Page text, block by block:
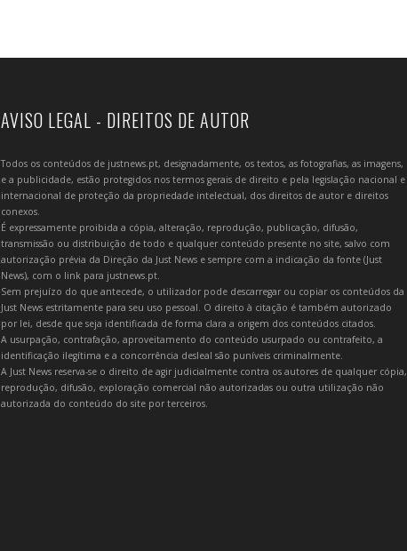
AVISO LEGAL - DIREITOS DE AUTOR
Todos os conteúdos de justnews.pt, designadamente, os textos, as fotografias, as imagens,
e a publicidade, estão protegidos nos termos gerais de direito e pela legislação nacional e
internacional de proteção da propriedade intelectual, dos direitos de autor e direitos
conexos.
É expressamente proibida a cópia, alteração, reprodução, publicação, difusão,
transmissão ou distribuição de todo e qualquer conteúdo presente no site, salvo com
autorização prévia da Direção da Just News e sempre com a indicação da fonte (Just
News), com o link para justnews.pt.
Sem prejuízo do que antecede, o utilizador pode descarregar ou copiar os conteúdos da
Just News estritamente para seu uso pessoal. O direito à citação é também autorizado
por lei, desde que seja identificada de forma clara a origem dos conteúdos citados.
A usurpação, contrafação, aproveitamento do conteúdo usurpado ou contrafeito, a
identificação ilegítima e a concorrência desleal são puníveis criminalmente.
A Just News reserva-se o direito de agir judicialmente contra os autores de qualquer cópia,
reprodução, difusão, exploração comercial não autorizadas ou outra utilização não
autorizada do conteúdo do site por terceiros.